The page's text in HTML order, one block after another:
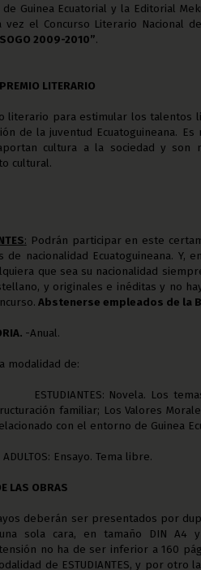
de Guinea Ecuatorial y la Editorial
vez el Concurso Literario Nacional
2009-2010”.
LITERARIO
literario para estimular los talentos
de la juventud Ecuatoguineana.
cultura a la sociedad y son
cultural.
: Podrán participar en este
nacionalidad Ecuatoguineana. Y,
que sea su nacionalidad
y originales e inéditas y no
Abstenerse empleados de la
-Anual.
modalidad de:
ESTUDIANTES: Novela. Los
familiar; Los Valores
con el entorno de Guinea
ADULTOS: Ensayo. Tema libre.
LAS OBRAS
deberán ser presentados por
sola cara, en tamaño DIN A4
no ha de ser inferior a 160
de ESTUDIANTES, y por otro